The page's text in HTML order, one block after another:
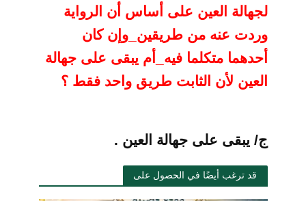
لجهالة العين على أساس أن الرواية
وردت عنه من طريقين_وإن كان
أحدهما متكلما فيه_أم يبقى على جهالة
العين لأن الثابت طريق واحد فقط ؟
ج/ يبقى على جهالة العين .
قد ترغب أيضًا في الحصول على